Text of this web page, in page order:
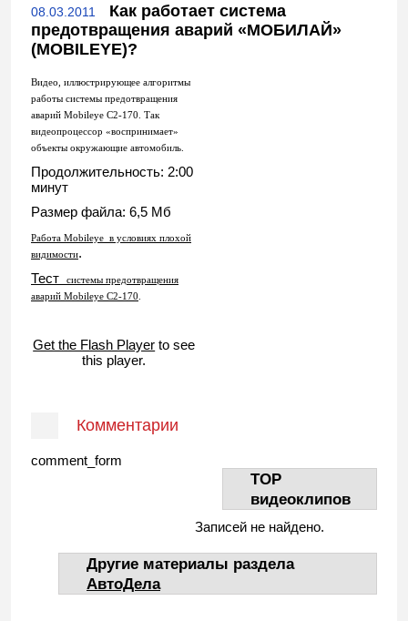
08.03.2011
Как работает система
предотвращения аварий «МОБИЛАЙ»
(MOBILEYE)?
Видео, иллюстрирующее алгоритмы
работы системы предотвращения
аварий Mobileye C2-170. Так
видеопроцессор «воспринимает»
объекты окружающие автомобиль.
Продолжительность: 2:00
минут
Размер файла: 6,5 Мб
Работа Mobileye в условиях плохой
видимости.
Тест
системы предотвращения
аварий Mobileye C2-170
Get the Flash Player to see
this player.
Комментарии
comment_form
TOP
видеоклипов
Записей не найдено.
Другие материалы раздела
АвтоДела